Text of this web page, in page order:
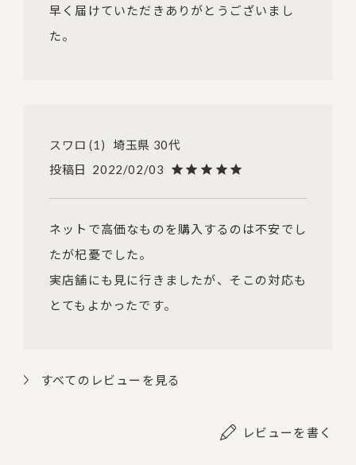
早く届けていただきありがとうございまし
た。
スワロ 1 埼玉県 30代
投稿日
2022/02/03
ネットで高価なものを購入するのは不安でし
たが杞憂でした。
実店舗にも見に行きましたが、そこの対応も
とてもよかったです。
すべてのレビューを見る
レビューを書く